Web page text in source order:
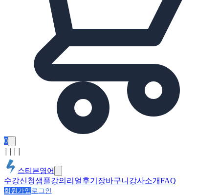
0
스티븐영어
수강신청샘플강의 리얼후기 장바구니 강사소개FAQ
회원가입 로그인